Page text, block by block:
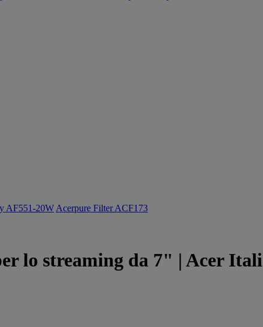
AF551-20W Acerpure Filter ACF173
lo streaming da 7" | Acer